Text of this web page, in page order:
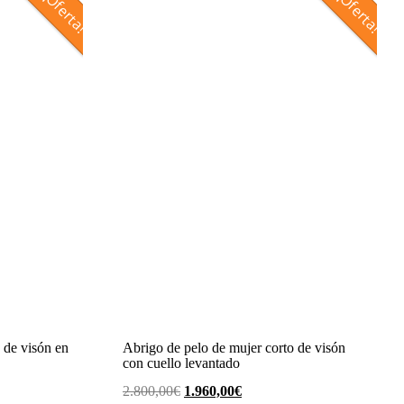
¡Oferta!
visón en
¡Oferta!
Abrigo de pelo de mujer corto de visón
con cuello levantado
2.800,00€ El
1.960,00€El